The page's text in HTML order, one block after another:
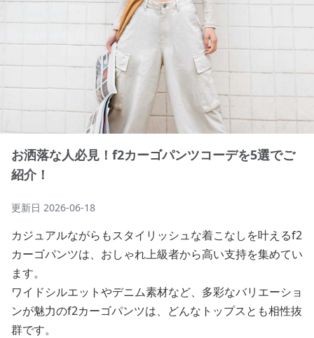
お洒落な人必見！f2カーゴパンツコーデを5選でご
紹介！
更新日 2026-06-18
カジュアルながらもスタイリッシュな着こなしを叶えるf2
カーゴパンツは、おしゃれ上級者から高い支持を集めてい
ます。
ワイドシルエットやデニム素材など、多彩なバリエーショ
ンが魅力のf2カーゴパンツは、どんなトップスとも相性抜
群です。